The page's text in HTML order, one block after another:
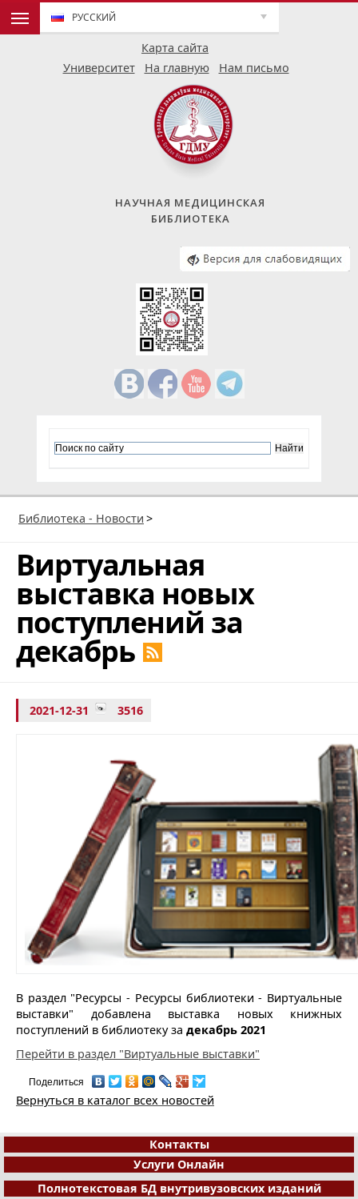
Карта сайта
РУССКИЙ
Университет На главную Нам письмо
НАУЧНАЯ МЕДИЦИНСКАЯ
БИБЛИОТЕКА
Библиотека - Новости >
Виртуальная
выставка новых
поступлений за
декабрь
2021-12-31 3516
В раздел "Ресурсы - Ресурсы библиотеки - Виртуальные
выставки" добавлена выставка новых книжных
поступлений в библиотеку за декабрь 2021
Перейти в раздел "Виртуальные выставки"
Поделиться
Вернуться в каталог всех новостей
Контакты
Услуги Онлайн
Полнотекстовая БД внутривузовских изданий